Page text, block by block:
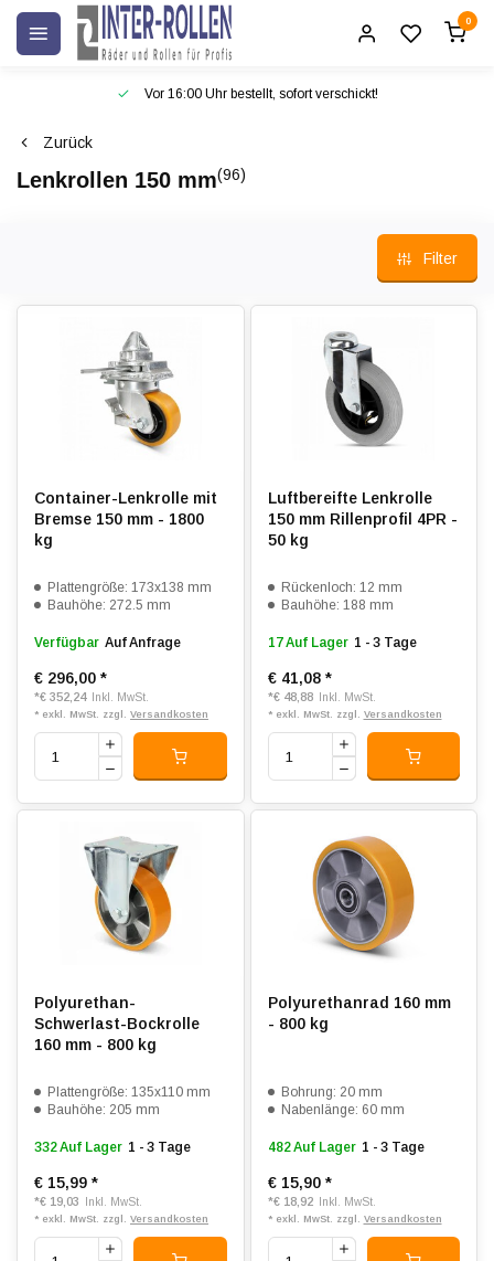
0
Vor 16:00 Uhr bestellt, sofort verschickt!
Zurück
Lenkrollen 150 mm(96)
Filter
Container-Lenkrolle mit
Bremse 150 mm - 1800
kg
Plattengröße: 173x138 mm
Bauhöhe: 272.5 mm
Verfügbar Auf Anfrage
€ 296,00 *
*€ 352,24 Inkl. MwSt.
* exkl. MwSt. zzgl. Versandkosten
Luftbereifte Lenkrolle
150 mm Rillenprofil 4PR -
50 kg
Rückenloch: 12 mm
Bauhöhe: 188 mm
17 Auf Lager 1 - 3 Tage
€ 41,08 *
*€ 48,88 Inkl. MwSt.
* exkl. MwSt. zzgl. Versandkosten
Polyurethan-
Schwerlast-Bockrolle
160 mm - 800 kg
Plattengröße: 135x110 mm
Bauhöhe: 205 mm
332 Auf Lager 1 - 3 Tage
€ 15,99 *
*€ 19,03 Inkl. MwSt.
* exkl. MwSt. zzgl. Versandkosten
Polyurethanrad 160 mm
- 800 kg
Bohrung: 20 mm
Nabenlänge: 60 mm
482 Auf Lager 1 - 3 Tage
€ 15,90 *
*€ 18,92 Inkl. MwSt.
* exkl. MwSt. zzgl. Versandkosten